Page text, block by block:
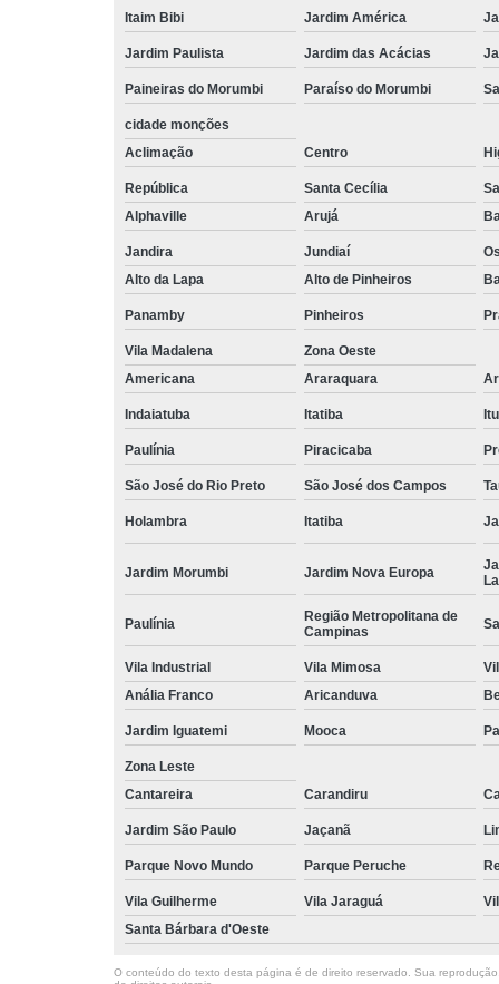
Itaim Bibi Jardim América
Jardim Paulista Jardim das Acácias
Paineiras do Morumbi Paraíso do Morumbi
cidade monções
Aclimação
Centro
República Santa Cecília
Alphaville
Arujá
Jandira Jundiaí
Alto da Lapa
Alto de Pinheiros
Panamby Pinheiros
Vila Madalena
Zona Oeste
Americana
Araraquara
Indaiatuba Itatiba Itu
Paulínia Piracicaba
São José do Rio Preto São José dos Campos
Holambra Itatiba
Jardim Morumbi Jardim Nova Europa
Paulínia
Região Metropolitana de
Campinas
Vila Industrial Vila Mimosa
Anália Franco
Aricanduva
Jardim Iguatemi Mooca
Zona Leste
Cantareira
Carandiru
Jardim São Paulo Jaçanã
Parque Novo Mundo Parque Peruche
Vila Guilherme Vila Jaraguá
Santa Bárbara d'Oeste
O conteúdo do texto desta página é de direito reservado. Sua